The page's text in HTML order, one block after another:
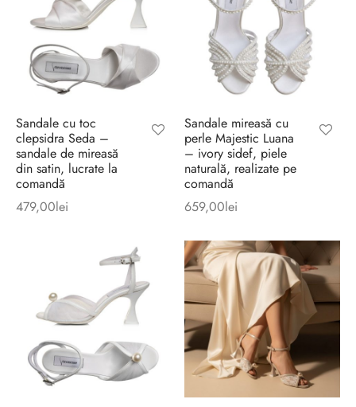
Sandale cu toc
clepsidra Seda –
sandale de mireasă
din satin, lucrate la
comandă
479,00lei
Sandale mireasă cu
perle Majestic Luana
– ivory sidef, piele
naturală, realizate pe
comandă
659,00lei